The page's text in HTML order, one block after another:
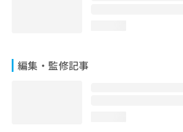
編集・監修記事